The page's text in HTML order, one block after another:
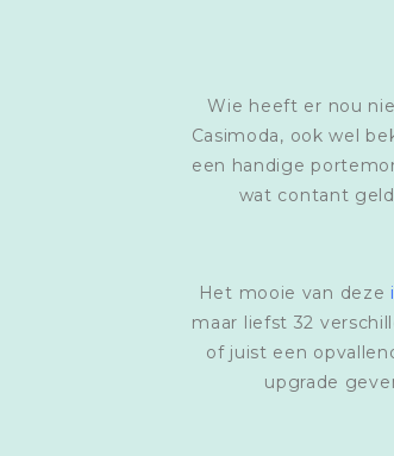
Wie heeft er nou
Casimoda, ook wel
een handige
wat contant
Het mooie van deze
maar liefst 32
of juist een
upgrade